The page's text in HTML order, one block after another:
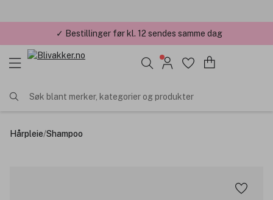
✓ Bestillinger før kl. 12 sendes samme dag
Søk blant merker, kategorier og produkter
Hårpleie/Shampoo